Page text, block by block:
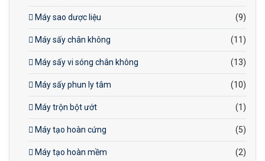
Máy sao dược liệu (9)
Máy sấy chân không (11)
Máy sấy vi sóng chân không (13)
Máy sấy phun ly tâm (10)
Máy trộn bột ướt (1)
Máy tạo hoàn cứng (5)
Máy tạo hoàn mềm (2)